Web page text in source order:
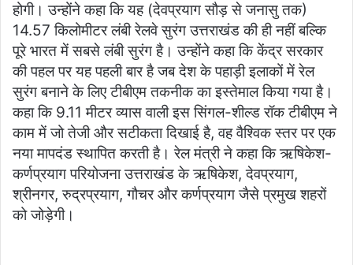
होगी। उन्होंने कहा कि यह (देवप्रयाग सौड़ से जनासु तक)
14.57 किलोमीटर लंबी रेलवे सुरंग उत्तराखंड की ही नहीं बल्कि
पूरे भारत में सबसे लंबी सुरंग है। उन्होंने कहा कि केंद्र सरकार
की पहल पर यह पहली बार है जब देश के पहाड़ी इलाकों में रेल
सुरंग बनाने के लिए टीबीएम तकनीक का इस्तेमाल किया गया है।
कहा कि 9.11 मीटर व्यास वाली इस सिंगल-शील्ड रॉक टीबीएम ने
काम में जो तेजी और सटीकता दिखाई है, वह वैश्विक स्तर पर एक
नया मापदंड स्थापित करती है। रेल मंत्री ने कहा कि ऋषिकेश-
कर्णप्रयाग परियोजना उत्तराखंड के ऋषिकेश, देवप्रयाग,
श्रीनगर, रुद्रप्रयाग, गौचर और कर्णप्रयाग जैसे प्रमुख शहरों
को जोड़ेगी।